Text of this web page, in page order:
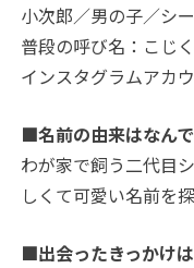
小次郎／男の子／シ
普段の呼び名：こじ
インスタグラムアカ
■名前の由来はなん
わが家で飼う二代目
しくて可愛い名前を
■出会ったきっかけ